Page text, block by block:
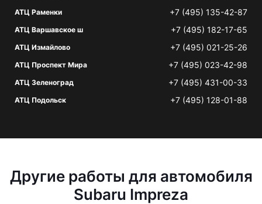
АТЦ Раменки +7 (495) 135-42-87
АТЦ Варшавское ш +7 (495) 182-17-65
АТЦ Измайлово +7 (495) 021-25-26
АТЦ Проспект Мира +7 (495) 023-42-98
АТЦ Зеленоград +7 (495) 431-00-33
АТЦ Подольск +7 (495) 128-01-88
Другие работы для автомобиля
Subaru Impreza